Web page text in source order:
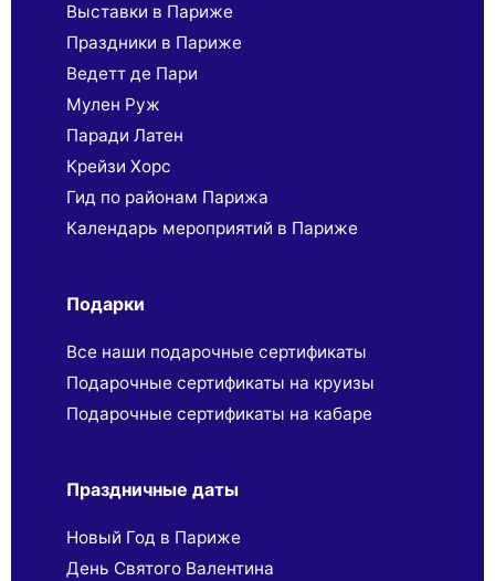
Выставки в Париже
Праздники в Париже
Ведетт де Пари
Мулен Руж
Паради Латен
Крейзи Хорс
Гид по районам Парижа
Календарь мероприятий в Париже
Подарки
Все наши подарочные сертификаты
Подарочные сертификаты на круизы
Подарочные сертификаты на кабаре
Праздничные даты
Новый Год в Париже
День Святого Валентина